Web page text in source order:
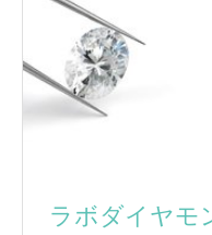
ラボダイヤモ